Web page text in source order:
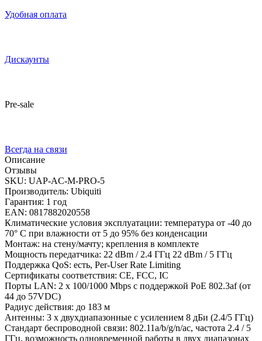
Удобная оплата
Дискаунты
Pre-sale
Всегда на связи
Описание
Отзывы
SKU: UAP-AC-M-PRO-5
Производитель: Ubiquiti
Гарантия: 1 год
EAN: 0817882020558
Климатические условия эксплуатации: температура от -40 до
70° C при влажности от 5 до 95% без конденсации
Монтаж: на стену/мачту; крепления в комплекте
Мощность передатчика: 22 dBm / 2.4 ГГц 22 dBm / 5 ГГц
Поддержка QoS: есть, Per-User Rate Limiting
Сертификаты соответствия: CE, FCC, IC
Порты LAN: 2 x 100/1000 Mbps с поддержкой PoE 802.3af (от
44 до 57VDC)
Радиус действия: до 183 м
Антенны: 3 x двухдиапазонные с усилением 8 дБи (2.4/5 ГГц)
Стандарт беспроводной связи: 802.11a/b/g/n/ac, частота 2.4 / 5
ГГц, возможность одновременной работы в двух диапазонах